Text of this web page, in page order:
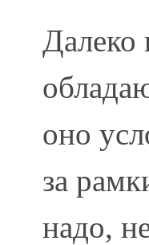
Далеко
оно
за
надо,